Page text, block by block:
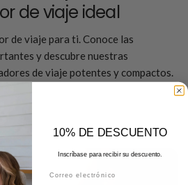
de viaje ideal
de viaje para ti. Conoce las
y descubre nuestras
de viaje potentes y compactos.
10% DE DESCUENTO
Inscríbase para recibir su descuento.